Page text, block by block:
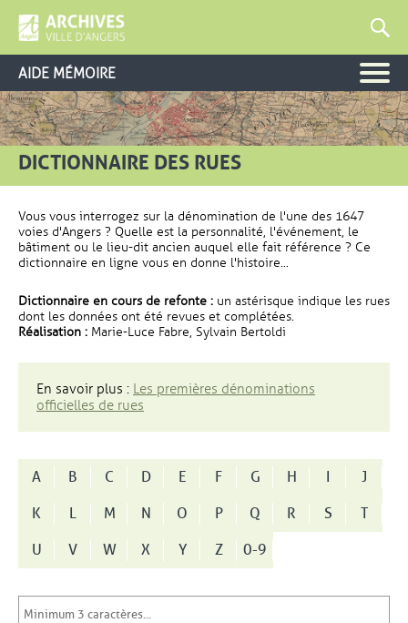
AIDE MÉMOIRE
DICTIONNAIRE DES RUES
Vous vous interrogez sur la dénomination de l'une des 1647
voies d'Angers ? Quelle est la personnalité, l'événement, le
bâtiment ou le lieu-dit ancien auquel elle fait référence ? Ce
dictionnaire en ligne vous en donne l'histoire...
Dictionnaire en cours de refonte : un astérisque indique les rues
dont les données ont été revues et complétées.
Réalisation : Marie-Luce Fabre, Sylvain Bertoldi
En savoir plus : Les premières dénominations
officielles de rues
A B C D E F G H I
J
K
L M N O P Q R S
T
U
V W X Y Z 0-9